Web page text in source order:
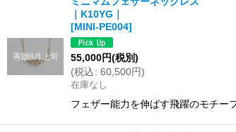
｜K10YG｜
[MINI-PE004]
55,000円(税別)
(税込: 60,500円)
在庫なし
フェザー能力を伸ばす飛躍のモチ